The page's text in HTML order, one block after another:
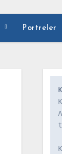
Portreler